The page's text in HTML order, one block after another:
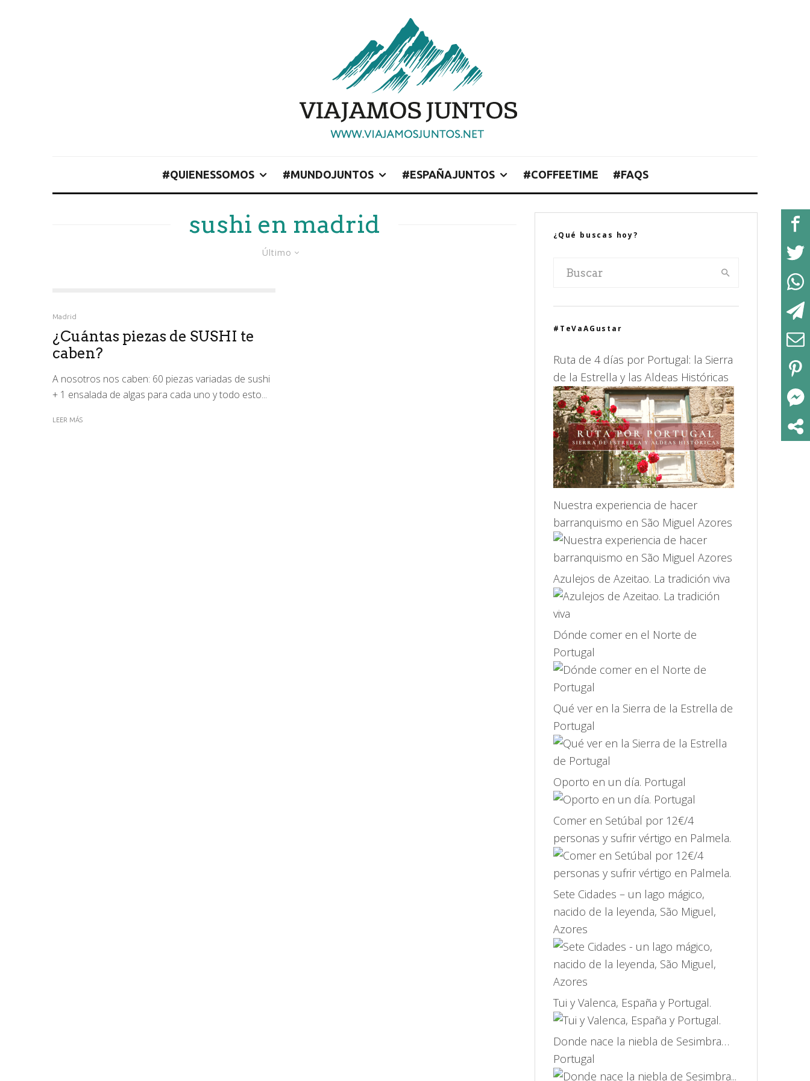
#QUIENESSOMOS #MUNDOJUNTOS #ESPAÑAJUNTOS #COFFEETIME #FAQS
sushi en madrid
Último
Madrid
¿Cuántas piezas de SUSHI te
caben?
A nosotros nos caben: 60 piezas variadas de sushi
+ 1 ensalada de algas para cada uno y todo esto...
LEER MÁS
¿Qué buscas hoy?
#TeVaAGustar
Ruta de 4 días por Portugal: la Sierra
de la Estrella y las Aldeas Históricas
Nuestra experiencia de hacer
barranquismo en São Miguel Azores
Azulejos de Azeitao. La tradición viva
Dónde comer en el Norte de
Portugal
Qué ver en la Sierra de la Estrella de
Portugal
Oporto en un día. Portugal
Comer en Setúbal por 12€/4
personas y sufrir vértigo en Palmela.
Sete Cidades – un lago mágico,
nacido de la leyenda, São Miguel,
Azores
Tui y Valenca, España y Portugal.
Donde nace la niebla de Sesimbra…
Portugal